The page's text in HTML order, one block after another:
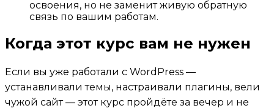
освоения, но не заменит живую обратную
связь по вашим работам.
Когда этот курс вам не нужен
Если вы уже работали с WordPress —
устанавливали темы, настраивали плагины, вели
чужой сайт — этот курс пройдёте за вечер и не